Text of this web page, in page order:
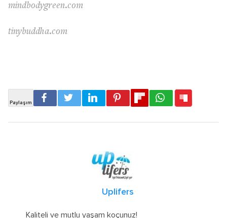
mindbodygreen.com
tinybuddha.com
Uplifers
Kaliteli ve mutlu yaşam koçunuz!